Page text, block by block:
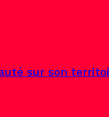
sur son